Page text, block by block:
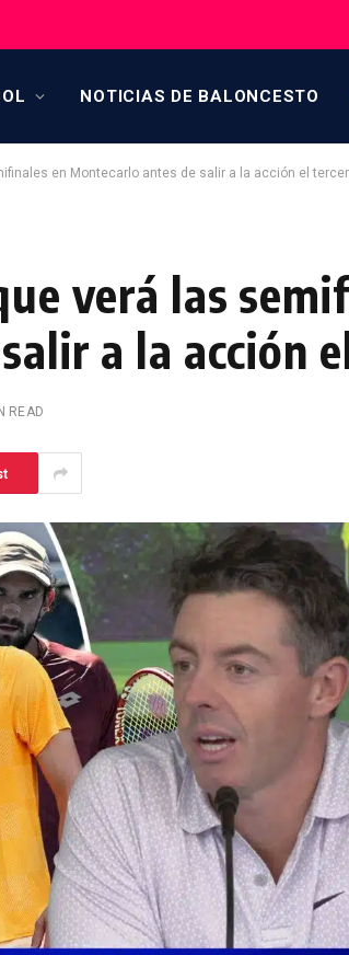
NOTICIAS DE BALONCESTO
en Montecarlo antes de salir a la acción el
verá las
a la acción
READ